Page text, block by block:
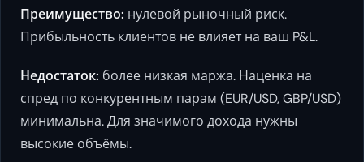
Преимущество: нулевой рыночный риск.
Прибыльность клиентов не влияет на ваш P&L.
Недостаток: более низкая маржа. Наценка на
спред по конкурентным парам (EUR/USD, GBP/USD)
минимальна. Для значимого дохода нужны
высокие объёмы.